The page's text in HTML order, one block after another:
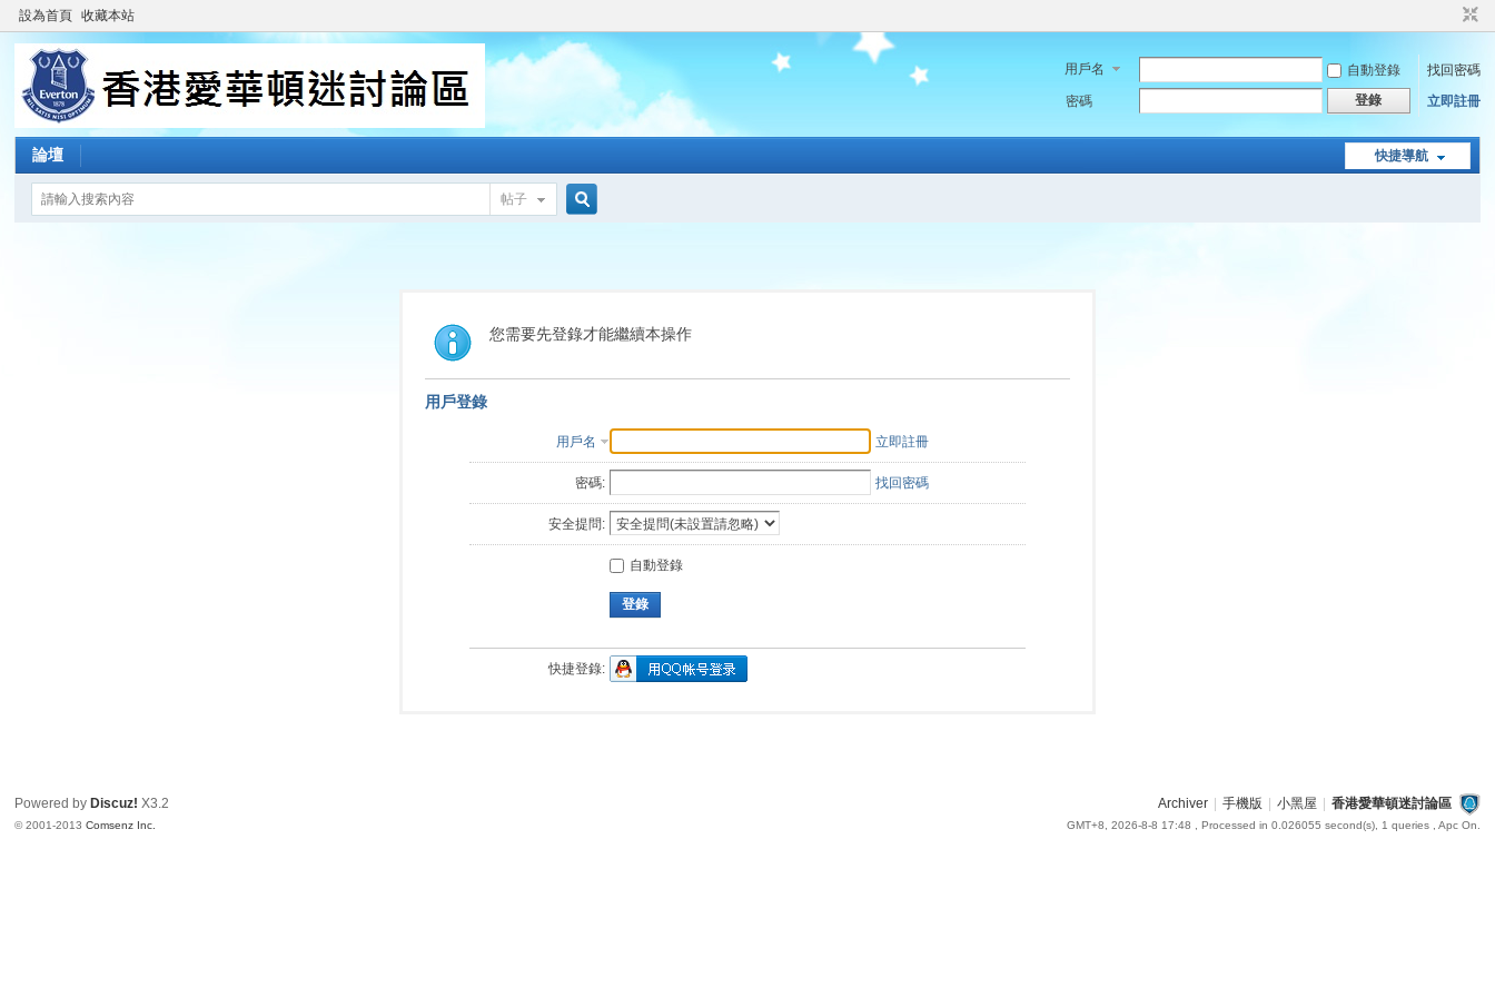
設為首頁 收藏本站
用戶名 自動登錄
找回密碼
密碼
登錄 立即註冊
快捷導航
論壇
帖子
索
您需要先登錄才能繼續本操作
用戶登錄
用戶名 立即註冊
密碼: 找回密碼
安全提問:
自動登錄
登錄
快捷登錄:
Archiver 手機版 小黑屋 香港愛華頓迷討論區
GMT+8, 2026-8-8 17:48 , Processed in 0.026055 second(s), 1 queries , Apc On.
Powered by Discuz! X3.2
© 2001-2013Comsenz Inc.